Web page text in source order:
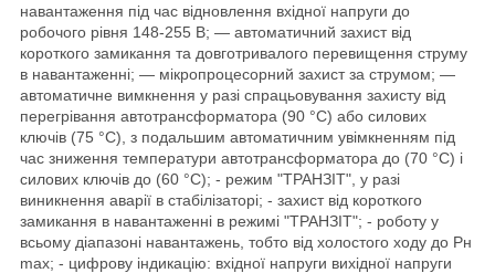
навантаження під час відновлення вхідної напруги до
робочого рівня 148-255 В; — автоматичний захист від
короткого замикання та довготривалого перевищення струму
в навантаженні; — мікропроцесорний захист за струмом; —
автоматичне вимкнення у разі спрацьовування захисту від
перегрівання автотрансформатора (90 °C) або силових
ключів (75 °C), з подальшим автоматичним увімкненням під
час зниження температури автотрансформатора до (70 °C) і
силових ключів до (60 °C); - режим "ТРАНЗІТ", у разі
виникнення аварії в стабілізаторі; - захист від короткого
замикання в навантаженні в режимі "ТРАНЗІТ"; - роботу у
всьому діапазоні навантажень, тобто від холостого ходу до Рн
mах; - цифрову індикацію: вхідної напруги вихідної напруги